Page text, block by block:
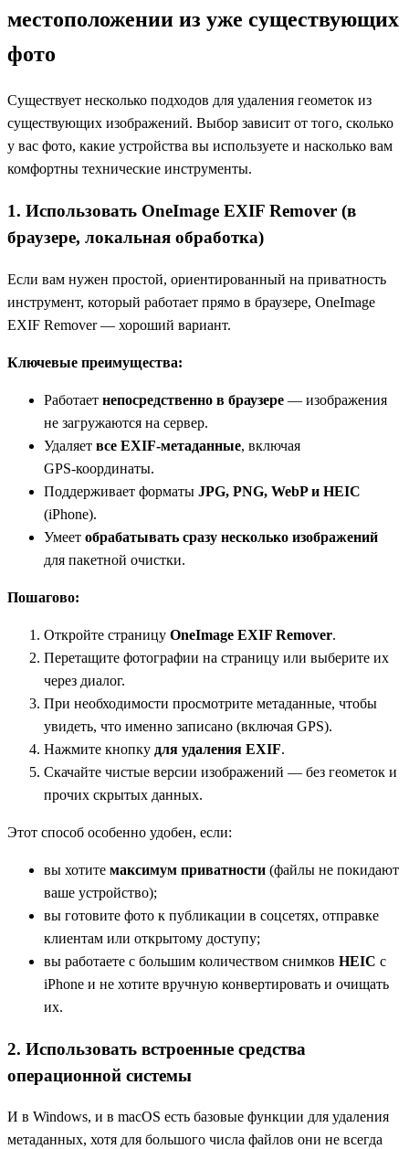
местоположении из уже существующих
фото
Существует несколько подходов для удаления геометок из
существующих изображений. Выбор зависит от того, сколько
у вас фото, какие устройства вы используете и насколько вам
комфортны технические инструменты.
1. Использовать OneImage EXIF Remover (в
браузере, локальная обработка)
Если вам нужен простой, ориентированный на приватность
инструмент, который работает прямо в браузере, OneImage
EXIF Remover — хороший вариант.
Ключевые преимущества:
Работает непосредственно в браузере — изображения
не загружаются на сервер.
Удаляет все EXIF‑метаданные, включая
GPS‑координаты.
Поддерживает форматы JPG, PNG, WebP и HEIC
(iPhone).
Умеет обрабатывать сразу несколько изображений
для пакетной очистки.
Пошагово:
Откройте страницу OneImage EXIF Remover.
Перетащите фотографии на страницу или выберите их
через диалог.
При необходимости просмотрите метаданные, чтобы
увидеть, что именно записано (включая GPS).
Нажмите кнопку для удаления EXIF.
Скачайте чистые версии изображений — без геометок и
прочих скрытых данных.
Этот способ особенно удобен, если:
вы хотите максимум приватности (файлы не покидают
ваше устройство);
вы готовите фото к публикации в соцсетях, отправке
клиентам или открытому доступу;
вы работаете с большим количеством снимков HEIC с
iPhone и не хотите вручную конвертировать и очищать
их.
2. Использовать встроенные средства
операционной системы
И в Windows, и в macOS есть базовые функции для удаления
метаданных, хотя для большого числа файлов они не всегда